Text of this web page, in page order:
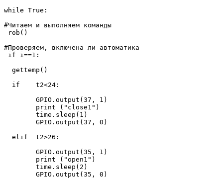
while True:
#Читаем и выполняем команды
rob()
#Проверяем, включена ли автоматика
if i==1:
  gettemp()
  if    t2<24:
        GPIO.output(37, 1)
        print ("close1")
        time.sleep(1)
        GPIO.output(37, 0)
  elif  t2>26:
        GPIO.output(35, 1)
        print ("open1")
        time.sleep(2)
        GPIO.output(35, 0)